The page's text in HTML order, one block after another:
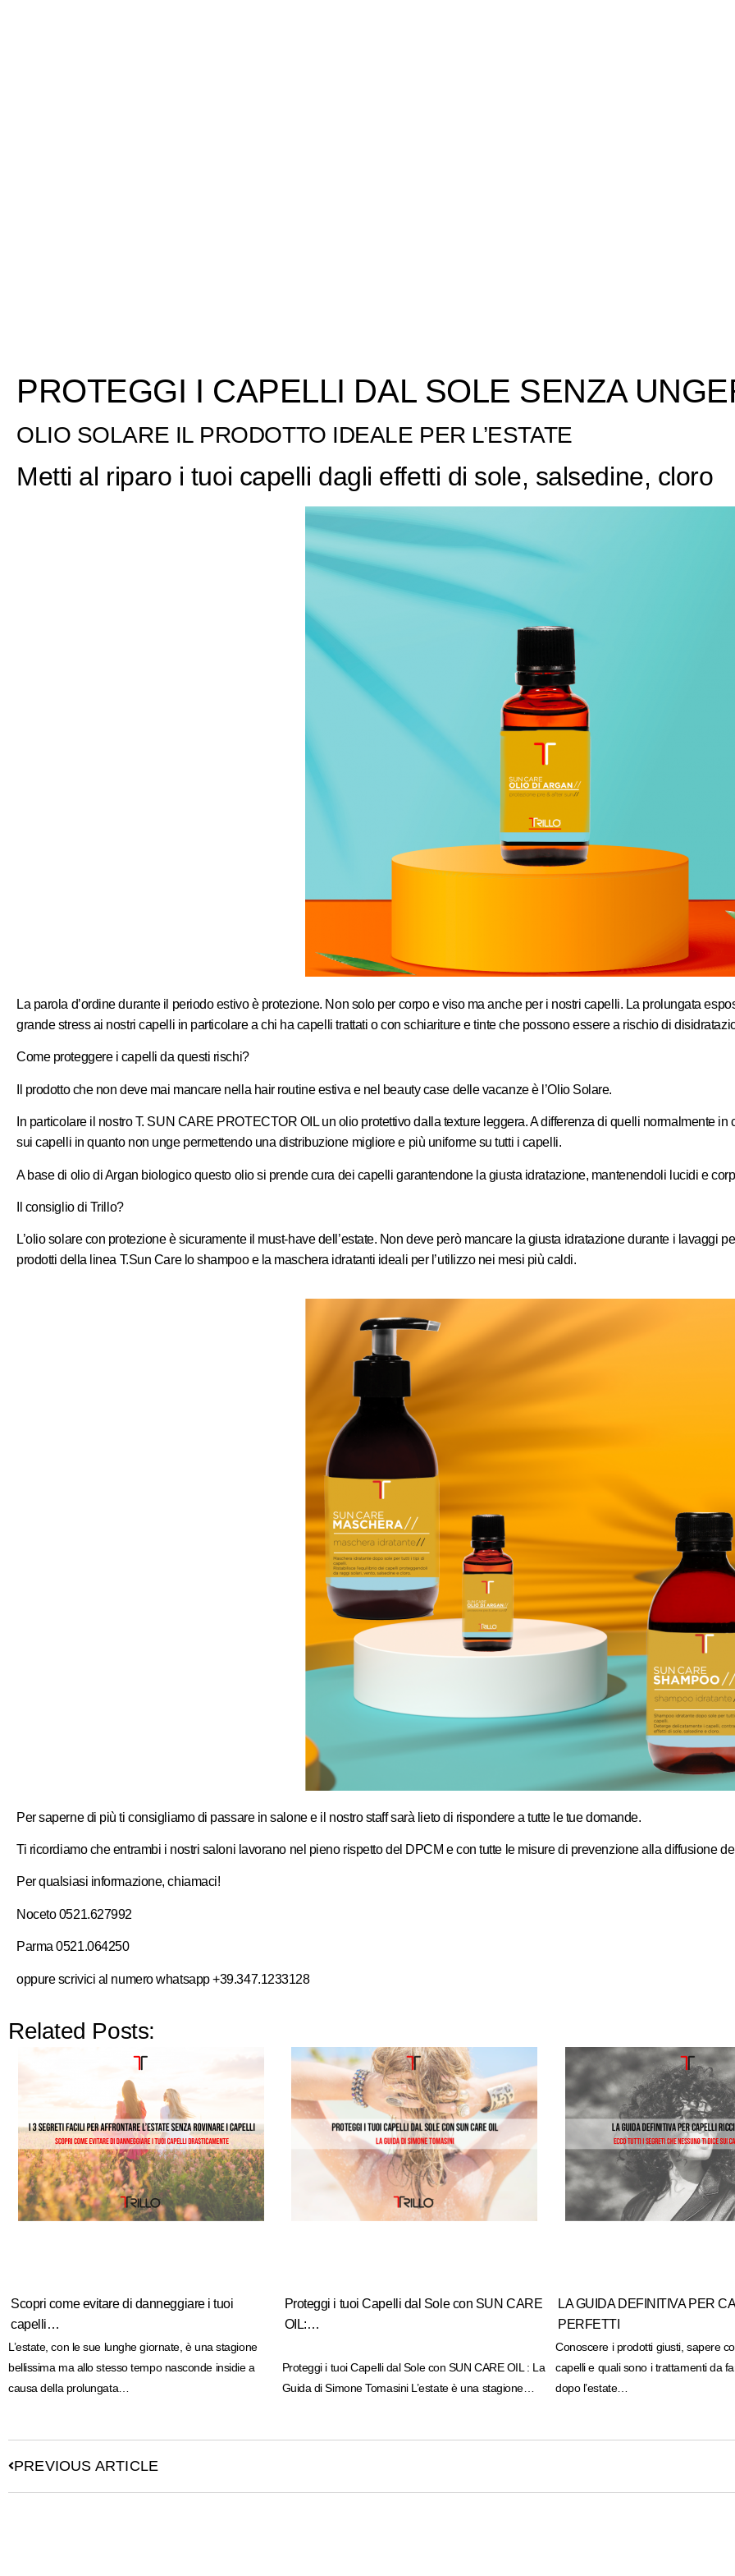
PROTEGGI I CAPELLI DAL SOLE SENZA
OLIO SOLARE IL PRODOTTO IDEALE PER L’ESTATE
Metti al riparo i tuoi capelli dagli effetti di sole, salsedine, cloro
La parola d’ordine durante il periodo estivo è protezione. Non solo per corpo e viso ma anche per i nostri capelli. La prolungata
grande stress ai nostri capelli in particolare a chi ha capelli trattati o con schiariture e tinte che possono essere a rischio di
Come proteggere i capelli da questi rischi?
Il prodotto che non deve mai mancare nella hair routine estiva e nel beauty case delle vacanze è l’Olio Solare.
In particolare il nostro T. SUN CARE PROTECTOR OIL un olio protettivo dalla texture leggera. A differenza di quelli normalmente
sui capelli in quanto non unge permettendo una distribuzione migliore e più uniforme su tutti i capelli.
A base di olio di Argan biologico questo olio si prende cura dei capelli garantendone la giusta idratazione, mantenendoli lucidi e
Il consiglio di Trillo?
L’olio solare con protezione è sicuramente il must-have dell’estate. Non deve però mancare la giusta idratazione durante i lavaggi
prodotti della linea T.Sun Care lo shampoo e la maschera idratanti ideali per l’utilizzo nei mesi più caldi.
Per saperne di più ti consigliamo di passare in salone e il nostro staff sarà lieto di rispondere a tutte le tue domande.
Ti ricordiamo che entrambi i nostri saloni lavorano nel pieno rispetto del DPCM e con tutte le misure di prevenzione alla diffusione
Per qualsiasi informazione, chiamaci!
Noceto 0521.627992
Parma 0521.064250
oppure scrivici al numero whatsapp +39.347.1233128
Related Posts:
Scopri come evitare di danneggiare i tuoi
capelli…
L’estate, con le sue lunghe giornate, è una stagione
bellissima ma allo stesso tempo nasconde insidie a
causa della prolungata…
Proteggi i tuoi Capelli dal Sole con SUN CARE
OIL:…
Proteggi i tuoi Capelli dal Sole con SUN CARE OIL : La
Guida di Simone Tomasini L’estate è una stagione…
LA GUIDA DEFINITIVA PER
PERFETTI
Conoscere i prodotti giusti, sapere
capelli e quali sono i trattamenti da
dopo l’estate…
PREVIOUS ARTICLE